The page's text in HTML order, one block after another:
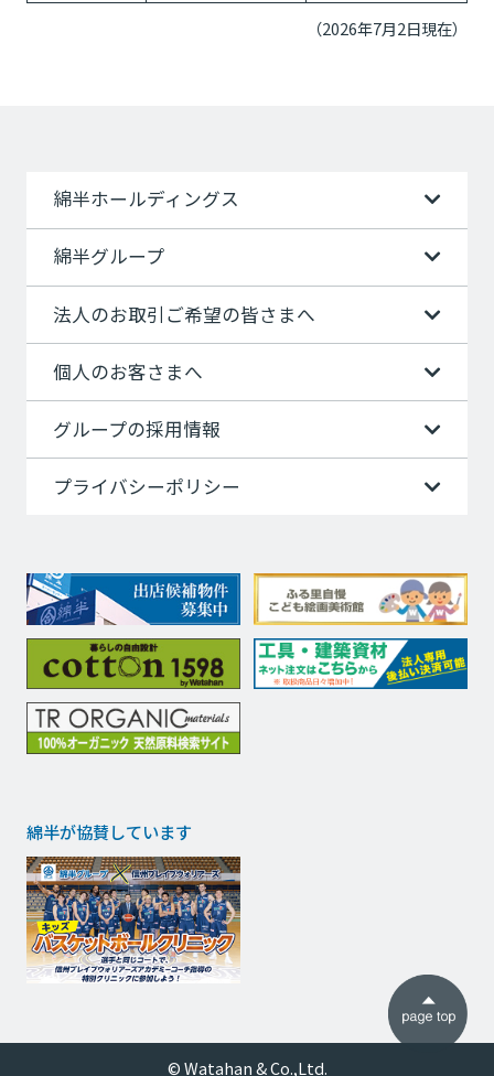
（2026年7月2日現在）
綿半ホールディングス
綿半グループ
法人のお取引ご希望の皆さまへ
個人のお客さまへ
グループの採用情報
プライバシーポリシー
綿半が協賛しています
© Watahan & Co.,Ltd.